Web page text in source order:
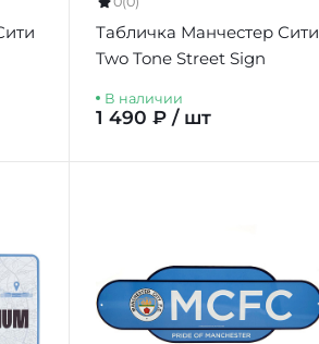
Табличка Манчестер Сити
Two Tone Street Sign
В наличии
1 490 ₽ / шт